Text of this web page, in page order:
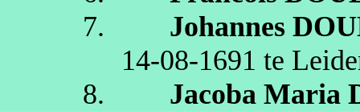
7.
Johannes
14‑08‑1691 te
8.
Jacoba Maria